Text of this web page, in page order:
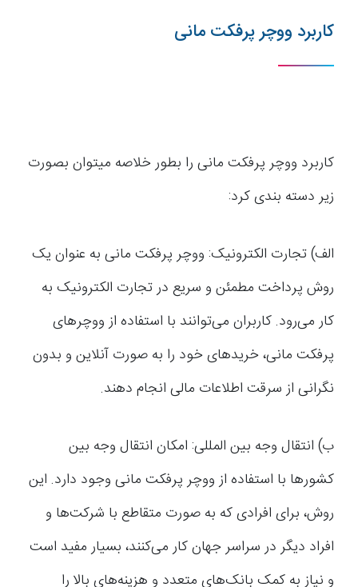
کاربرد ووچر پرفکت مانی
کاربرد ووچر پرفکت مانی را بطور خلاصه میتوان بصورت
زیر دسته بندی کرد:
الف) تجارت الکترونیک: ووچر پرفکت مانی به عنوان یک
روش پرداخت مطمئن و سریع در تجارت الکترونیک به
کار می‌رود. کاربران می‌توانند با استفاده از ووچرهای
پرفکت مانی، خریدهای خود را به صورت آنلاین و بدون
نگرانی از سرقت اطلاعات مالی انجام دهند.
ب) انتقال وجه بین المللی: امکان انتقال وجه بین
کشورها با استفاده از ووچر پرفکت مانی وجود دارد. این
روش، برای افرادی که به صورت متقاطع با شرکت‌ها و
افراد دیگر در سراسر جهان کار می‌کنند، بسیار مفید است
و نیاز به کمک بانک‌های متعدد و هزینه‌های بالا را